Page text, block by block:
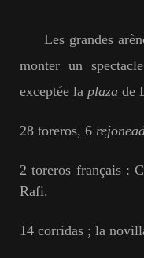
Les grandes
monter un
exceptée la plaza de
28 toreros, 6
2 toreros français :
Rafi.
14 corridas ; la